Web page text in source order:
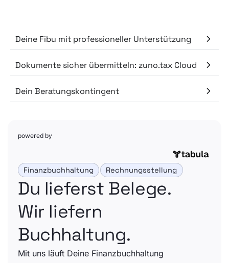
Deine Fibu mit professioneller Unterstützung
Dokumente sicher übermitteln: zuno.tax Cloud
Dein Beratungskontingent
Finanzbuchhaltung Rechnungsstellung
Du lieferst Belege.
Wir liefern
Buchhaltung.
Mit uns läuft Deine Finanzbuchhaltung
powered by